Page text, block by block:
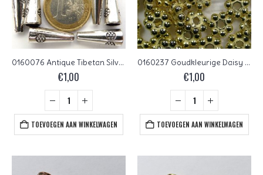
0160076 Antique Tibetan Silver Eindkap 20 x 8 mm.
€1,00
TOEVOEGEN AAN WINKELWAGEN
0160237 Goudkleurige Daisy Spacer 7 rondjes, 6 mm 5 gram
€1,00
TOEVOEGEN AAN WINKELWAGEN